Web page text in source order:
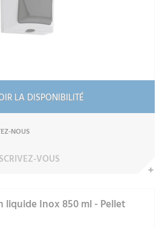
LA DISPONIBILITÉ
NOUS
VOUS
liquide Inox 850 ml - Pellet